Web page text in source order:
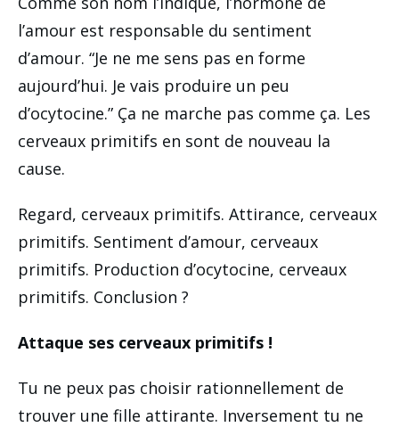
l’amour est responsable du sentiment
d’amour. “Je ne me sens pas en forme
aujourd’hui. Je vais produire un peu
d’ocytocine.” Ça ne marche pas comme ça. Les
cerveaux primitifs en sont de nouveau la
cause.
Regard, cerveaux primitifs. Attirance, cerveaux
primitifs. Sentiment d’amour, cerveaux
primitifs. Production d’ocytocine, cerveaux
primitifs. Conclusion ?
Attaque ses cerveaux primitifs !
Tu ne peux pas choisir rationnellement de
trouver une fille attirante. Inversement tu ne